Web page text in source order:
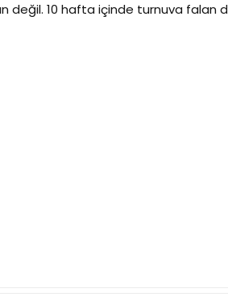
değil. 10 hafta içinde turnuva falan